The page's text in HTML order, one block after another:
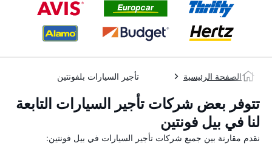
الصفحة الرئيسية تأجير السيارات بلفونتين
تتوفر بعض شركات تأجير السيارات التابعة
لنا في بيل فونتين
نقدم مقارنة بين جميع شركات تأجير السيارات في بيل فونتين: